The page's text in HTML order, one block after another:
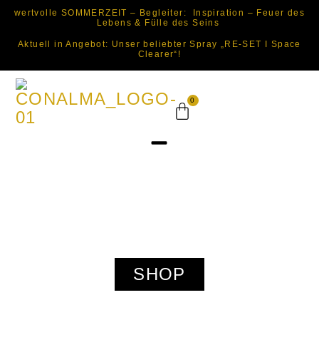
wertvolle SOMMERZEIT – Begleiter: Inspiration – Feuer des
Lebens & Fülle des Seins
Aktuell in Angebot: Unser beliebter Spray „RE-SET I Space
Clearer“!
0
SHOP